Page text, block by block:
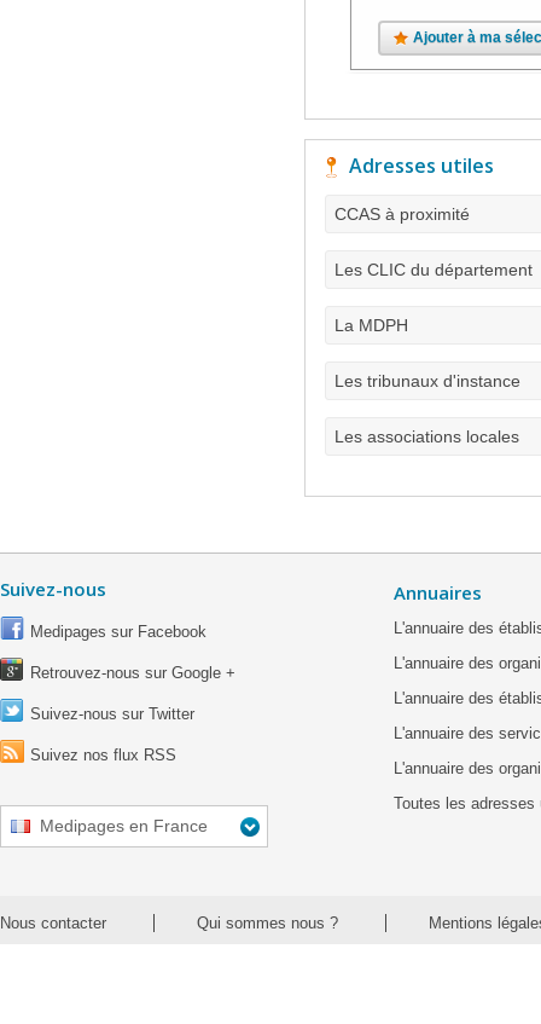
Ajouter à ma
Adresses utiles
CCAS à proximité
Les CLIC du département
La MDPH
Les tribunaux d'instance
Les associations locales
Suivez-nous
Medipages sur Facebook
Retrouvez-nous sur Google +
Suivez-nous sur Twitter
Suivez nos flux RSS
Medipages en France
Annuaires
L'annuaire des
L'annuaire des
L'annuaire des
L'annuaire des
L'annuaire des
Toutes les adresses
Nous contacter Qui sommes nous ? Mentions